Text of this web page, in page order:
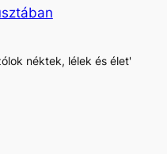
néktek, lélek és élet'